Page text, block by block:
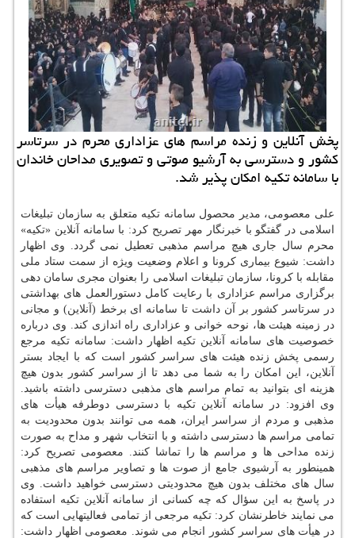
پخش آنلاین و زنده مراسم های عزاداری محرم در سرتاسر
كشور و دسترسی به آرشیو صوتی و تصویری مداحان خاندان
با سامانه تكیه امكان پذیر شد.
علی معصومی، مدیر محصول سامانه تکیه متعلق به سازمان تبلیغات
اسلامی در گفتگو با خبرنگار مهر تصریح کرد: با سامانه آنلاین «تکیه»
محرم سال جاری هیچ مراسم مذهبی تعطیل نمی گردد. وی اظهار
داشت: شیوع بیماری کرونا و اعلام وضعیت ویژه از سمت ستاد ملی
مقابله با کرونا، سازمان تبلیغات اسلامی را بعنوان مجری سامان دهی
برگزاری مراسم عزاداری با رعایت کامل دستورالعمل های بهداشتی
در سرتاسر کشور بر آن داشت تا سامانه ای برخط (آنلاین) و مجانی
در زمینه هیئت ها، نوحه خوانی و عزاداری راه اندازی کند. وی درباره
خصوصیت های سامانه آنلاین تکیه اظهار داشت: سامانه تکیه مرجع
رسمی پخش زنده هیئت های سراسر کشور است که با ایجاد بستر
آنلاین، این امکان را به شما می دهد تا از سراسر کشور بدون هیچ
هزینه ای بتوانید به تمام مراسم های مذهبی دسترسی داشته باشید.
وی افزود: در سامانه آنلاین تکیه با دسترسی دوطرفه هیأت های
مذهبی و مردم از سراسر ایران، همه می توانند بدون محدودیت به
تمامی مراسم ها دسترسی داشته و با انتخاب شهر و مداح به صورت
زنده مداحی ها و مراسم ها را تماشا کنند. معصومی تصریح کرد:
همینطور به آرشیوی جامع از صوت ها و تصاویر مراسم های مذهبی
سال های مختلف بدون هیچ محدودیتی دسترسی خواهید داشت. وی
در پاسخ به این سؤال که چه کسانی از سامانه آنلاین تکیه استفاده
می نمایند خاطرنشان کرد: تکیه مرجعی از تمامی فعالیتهایی است که
در هیأت های سراسر کشور انجام می شوند. معصومی اظهار داشت: